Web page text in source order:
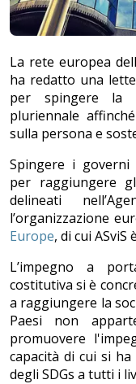
La rete europea
ha redatto una
per spingere la
pluriennale
sulla persona e
Spingere i governi
per raggiungere
delineati
l’organizzazione
Europe, di cui
L’impegno a
costitutiva si è
a raggiungere la
Paesi non
promuovere
capacità di cui si
degli SDGs a tutti i